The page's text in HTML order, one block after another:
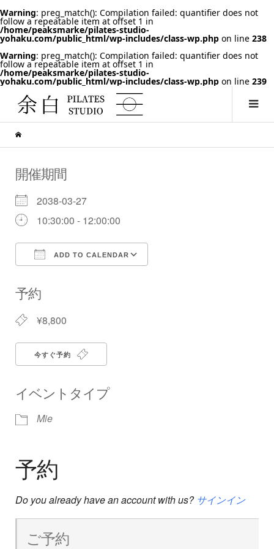
Warning: preg_match(): Compilation failed: quantifier does not
follow a repeatable item at offset 1 in
/home/peaksmarke/pilates-studio-
yohaku.com/public_html/wp-includes/class-wp.php on line 238
Warning: preg_match(): Compilation failed: quantifier does not
follow a repeatable item at offset 1 in
/home/peaksmarke/pilates-studio-
yohaku.com/public_html/wp-includes/class-wp.php on line 239
開催期間
2038-03-27
10:30:00 - 12:00:00
ADD TO CALENDAR
予約
¥8,800
今すぐ予約
イベントタイプ
Mie
予約
Do you already have an account with us? サインイン
ご予約